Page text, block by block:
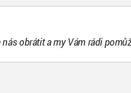
obrátit a my Vám rádi